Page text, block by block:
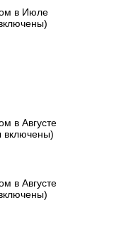
в Июле
в Августе
включены)
в Августе